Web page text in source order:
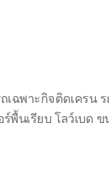
ฉพาะกิจติดเครน ร
พื้นเรียบ โลว์เบด ข